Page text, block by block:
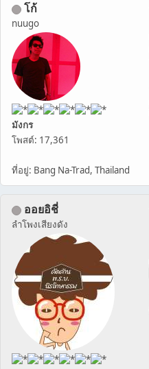
โก้
nuugo
มังกร
โพสต์: 17,361
ที่อยู่: Bang Na-Trad, Thailand
ออยอิชี่
ลำโพงเสียงดัง